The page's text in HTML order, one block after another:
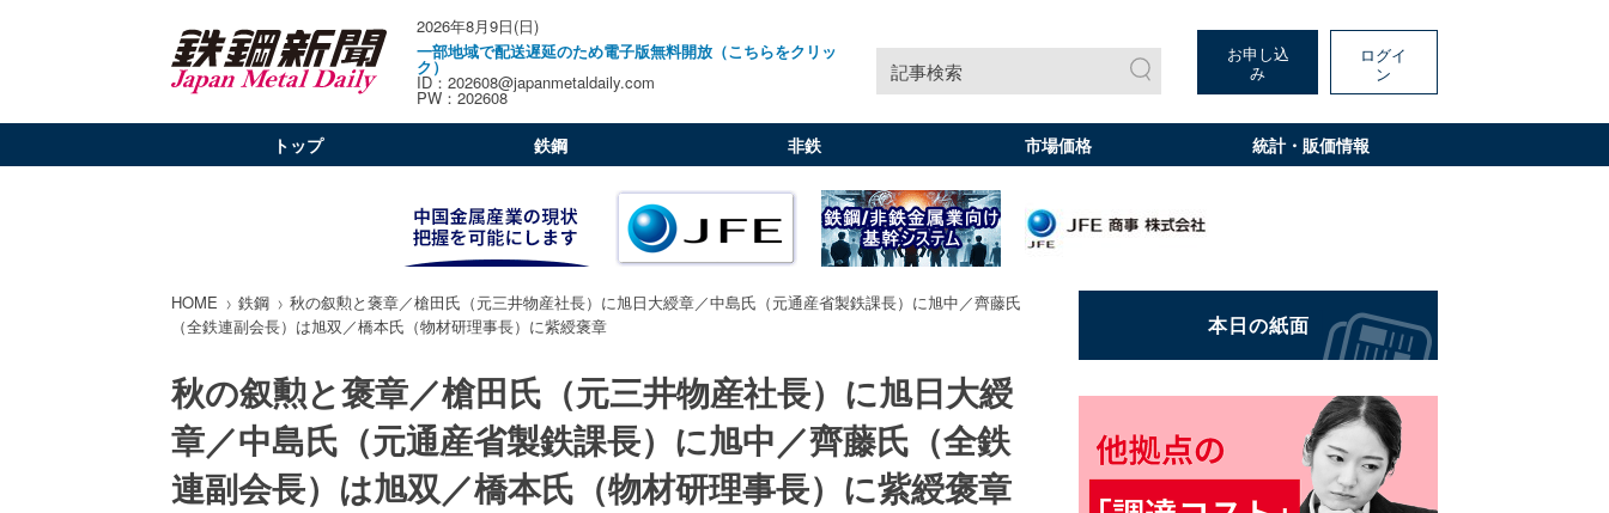
2026年8月9日(日)
一部地域で配送遅延のため電子版無料開放（こちらをクリッ
ク）
ID：202608@japanmetaldaily.com
PW：202608
記事検索
お申し込
み
ログイ
ン
トップ 鉄鋼 非鉄 市場価格 統計・販価情報
HOME 鉄鋼
秋の叙勲と褒章／槍田氏（元三井物産社長）に旭日大綬章／中島氏（元通産省製鉄課長）に旭中／齊藤氏
（全鉄連副会長）は旭双／橋本氏（物材研理事長）に紫綬褒章
秋の叙勲と褒章／槍田氏（元三井物産社長）に旭日大綬
章／中島氏（元通産省製鉄課長）に旭中／齊藤氏（全鉄
連副会長）は旭双／橋本氏（物材研理事長）に紫綬褒章